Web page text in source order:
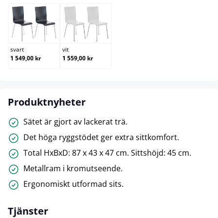
svart
svart
1 549,00 kr
vit
vit
1 559,00 kr
Produktnyheter
Sätet är gjort av lackerat trä.
Det höga ryggstödet ger extra sittkomfort.
Total HxBxD: 87 x 43 x 47 cm. Sittshöjd: 45 cm.
Metallram i kromutseende.
Ergonomiskt utformad sits.
Tjänster